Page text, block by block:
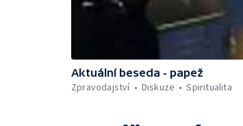
Aktuální beseda - papež
Zpravodajství
Diskuze Spiritualita